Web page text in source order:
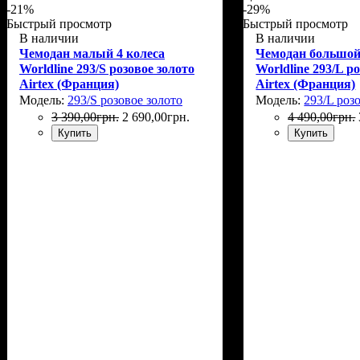
-21%
Быстрый просмотр
В наличии
Чемодан малый 4 колеса
Worldline 293/S розовое золото
Airtex (Франция)
Модель: 293/S розовое золото
3 390,00грн. 2 690,00грн.
Купить
-29%
Быстрый просмотр
В наличии
Чемодан большой
Worldline 293/L
Airtex (Франция)
Модель: 293/L
4 490,00грн.
Купить